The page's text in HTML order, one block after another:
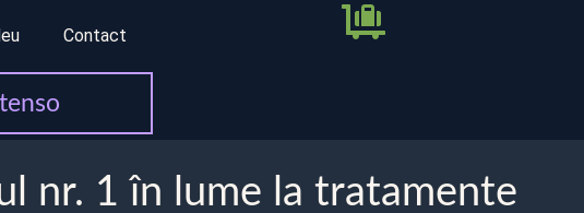
Contact
nr. 1 în lume la tratamente